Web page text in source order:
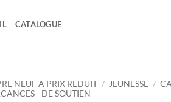
CATALOGUE
NEUF A PRIX REDUIT / JEUNESSE /
- DE SOUTIEN